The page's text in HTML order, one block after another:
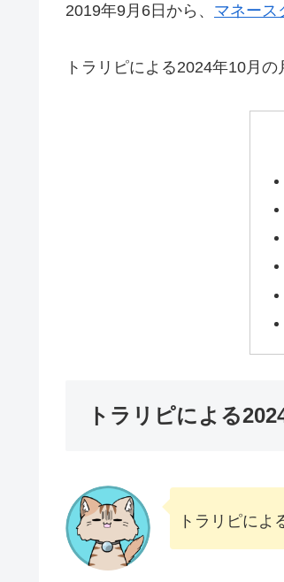
2019年9月6日から、 マネース
トラリピによる2024年10月
トラリピによる
トラリピによ